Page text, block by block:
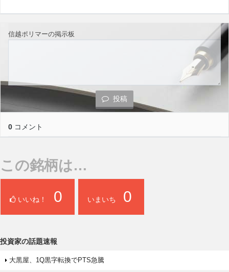
信越ポリマーの掲示板
投稿
0 コメント
この銘柄は…
いいね！ 0 いまいち 0
投資家の話題速報
大黒屋、1Q黒字転換でPTS急騰